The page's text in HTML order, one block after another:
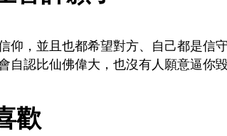
仰，並且也都希望對方、自己都是信
自認比仙佛偉大，也沒有人願意逼你
歡